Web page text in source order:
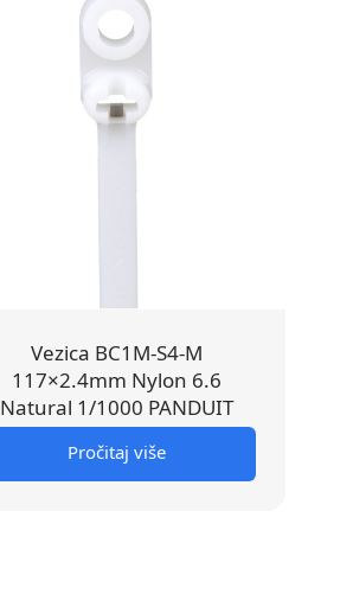
Vezica BC1M-S4-M
117×2.4mm Nylon 6.6
Natural 1/1000 PANDUIT
Pročitaj više